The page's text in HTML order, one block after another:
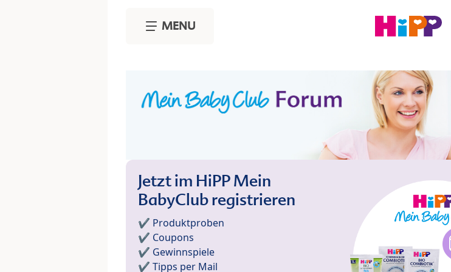
MENU
Jetzt im HiPP Mein
BabyClub registrieren
✔️ Produktproben
✔️ Coupons
✔️ Gewinnspiele
✔️ Tipps per Mail